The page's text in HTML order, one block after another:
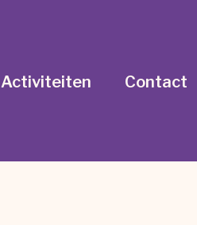
Activiteiten Contact